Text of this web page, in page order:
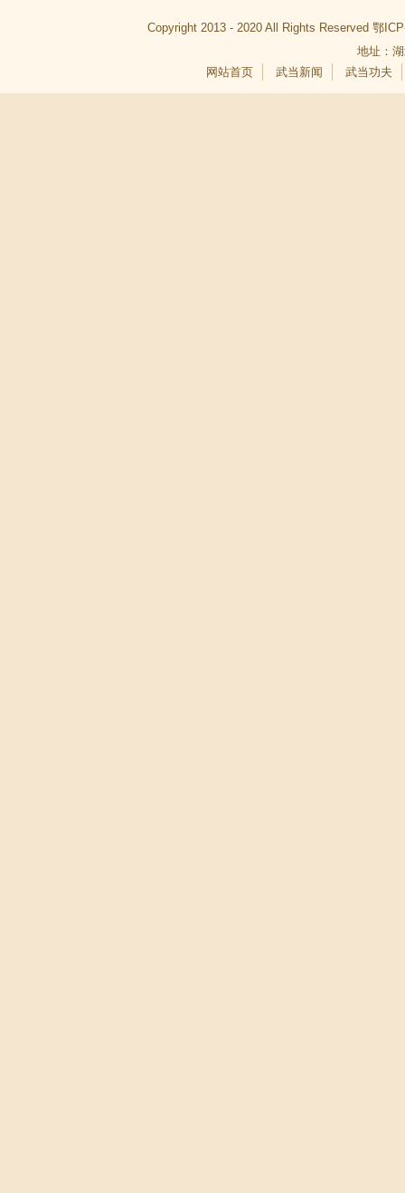
Copyright 2013 - 2020 All Rights Reserved 鄂
地址：
网站首页
武当新闻 武当功夫